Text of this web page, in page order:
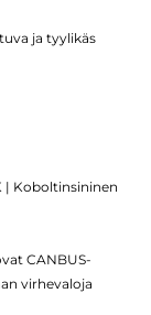
ja tyylikäs
| Koboltinsininen
CANBUS-
virhevaloja